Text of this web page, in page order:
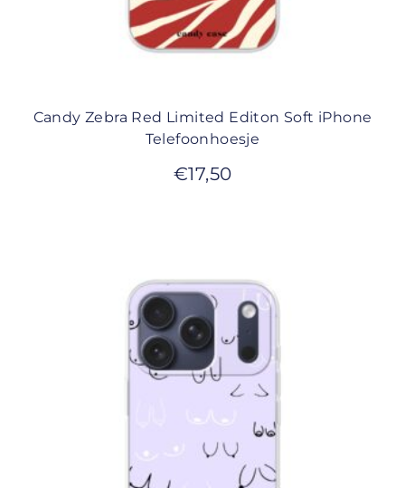
Candy Zebra Red Limited Editon Soft iPhone
Telefoonhoesje
€17,50